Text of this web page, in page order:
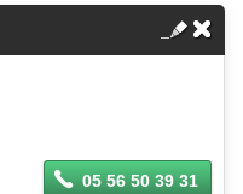
05 56 50 39 31